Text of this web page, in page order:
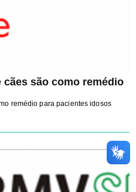
são como remédio
remédio para pacientes idosos